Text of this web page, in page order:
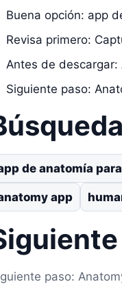
Buena opción: app
Revisa primero:
Antes de descargar:
Siguiente paso:
de anatomía
app
paso: